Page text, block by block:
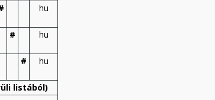
hu
# hu
# hu
listából)